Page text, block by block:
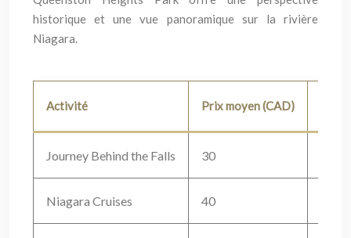
historique et une vue panoramique sur la rivière
Niagara.
Activité Prix moyen (CAD)
Journey Behind the Falls 30
Niagara Cruises 40